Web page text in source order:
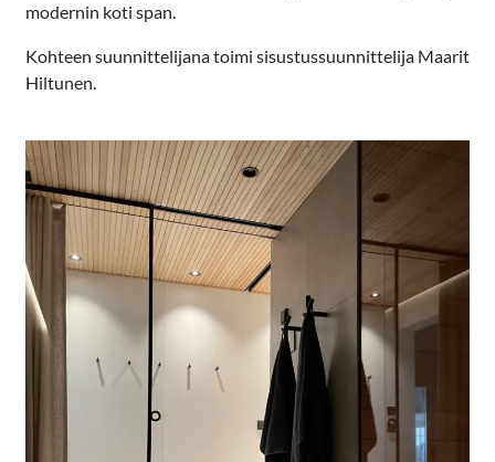
modernin koti span.
Kohteen suunnittelijana toimi sisustussuunnittelija Maarit
Hiltunen.